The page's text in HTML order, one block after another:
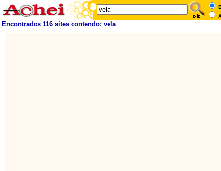
Encontrados 116 sites contendo: vela